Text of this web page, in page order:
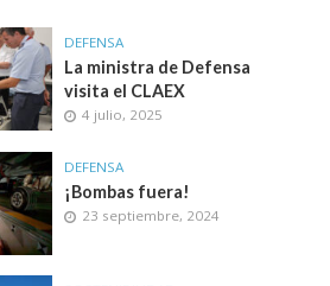
DEFENSA
La ministra de Defensa
visita el CLAEX
4 julio, 2025
DEFENSA
¡Bombas fuera!
23 septiembre, 2024